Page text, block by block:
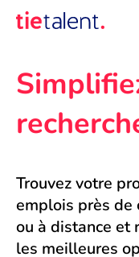
Trouvez votre
emplois près de
ou à distance et
les meilleures